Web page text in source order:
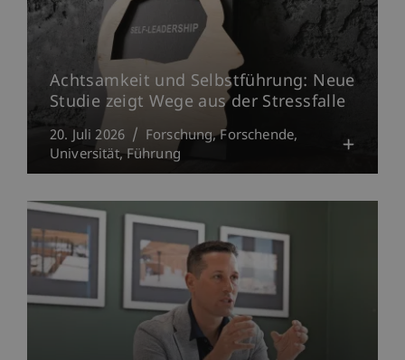
Achtsamkeit und Selbstführung: Neue
Studie zeigt Wege aus der Stressfalle
20. Juli 2026 Forschung Forschende
Universität Führung